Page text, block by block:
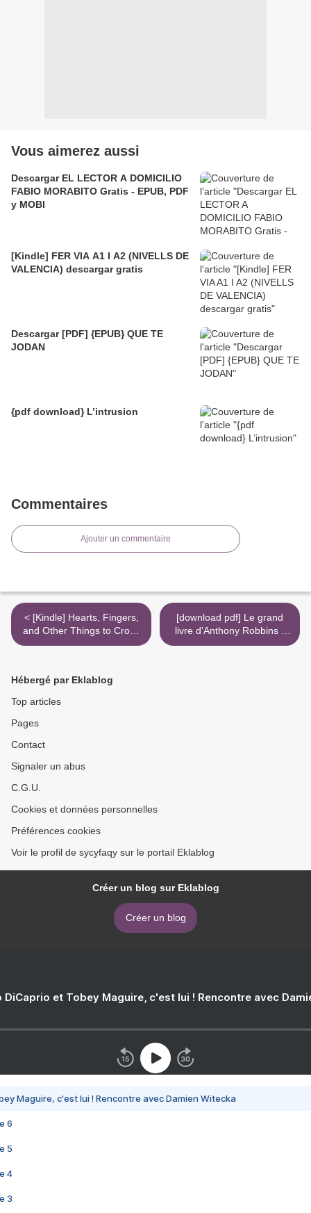
Vous aimerez aussi
Descargar EL LECTOR A DOMICILIO
FABIO MORABITO Gratis - EPUB, PDF
y MOBI
[Kindle] FER VIA A1 I A2 (NIVELLS DE
VALENCIA) descargar gratis
Descargar [PDF] {EPUB} QUE TE
JODAN
{pdf download} L’intrusion
Commentaires
Ajouter un commentaire
< [Kindle] Hearts, Fingers,
and Other Things to Cross
download
[download pdf] Le grand
livre d'Anthony Robbins -
Pouvoir illimité suivi de Les
Hébergé par Eklablog
Top articles
Pages
Contact
Signaler un abus
C.G.U.
Cookies et données personnelles
Préférences cookies
Voir le profil de sycyfaqy sur le portail Eklablog
Créer un blog sur Eklablog
Créer un blog
DiCaprio et Tobey Maguire, c'est lui ! Rencontre avec
Maguire, c'est lui ! Rencontre avec Damien Witecka
6
5
4
3